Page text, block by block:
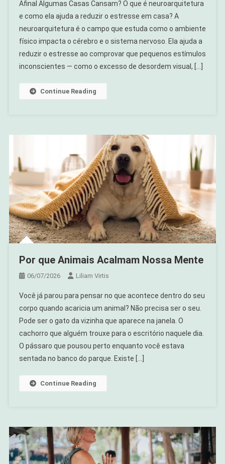
Que
Algumas
Casas
Cansam
E
Outras
Afinal Algumas Casas Cansam? O que é neuroarquitetura
e como ela ajuda a reduzir o estresse em casa? A
neuroarquitetura é o campo que estuda como o ambiente
físico impacta o cérebro e o sistema nervoso. Ela ajuda a
reduzir o estresse ao comprovar que pequenos estímulos
inconscientes — como o excesso de desordem visual, […]
Continue Reading
Por que Animais Acalmam Nossa Mente
06/07/2026 Liliam Virtis
Você já parou para pensar no que acontece dentro do seu
corpo quando acaricia um animal? Não precisa ser o seu.
Pode ser o gato da vizinha que aparece na janela. O
cachorro que alguém trouxe para o escritório naquele dia.
O pássaro que pousou perto enquanto você estava
sentada no banco do parque. Existe […]
Continue Reading